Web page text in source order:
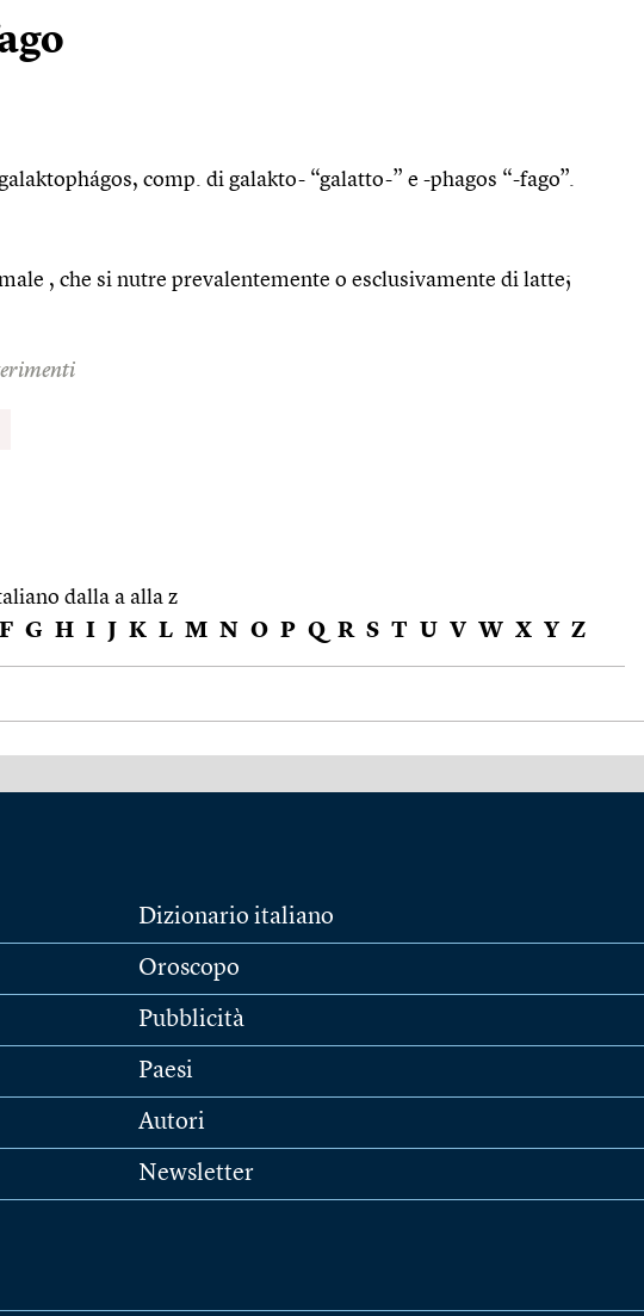
comp. di galakto- “galatto-” e -phagos “-fago”.
, che si nutre prevalentemente o esclusivamente di latte;
dalla a alla z
F G H I J K L M N O P Q R S T U V W X Y Z
Dizionario italiano
Oroscopo
Pubblicità
Paesi
Autori
Newsletter